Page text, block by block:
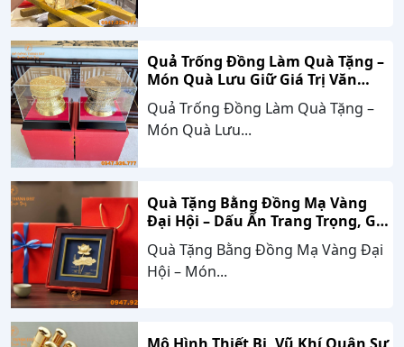
Quả Trống Đồng Làm Quà Tặng –
Món Quà Lưu Giữ Giá Trị Văn
Hóa, Gắn Kết Thành Công
Quả Trống Đồng Làm Quà Tặng –
Món Quà Lưu...
Quà Tặng Bằng Đồng Mạ Vàng
Đại Hội – Dấu Ấn Trang Trọng, Giá
Trị Bền Vững Theo Thời Gian
Quà Tặng Bằng Đồng Mạ Vàng Đại
Hội – Món...